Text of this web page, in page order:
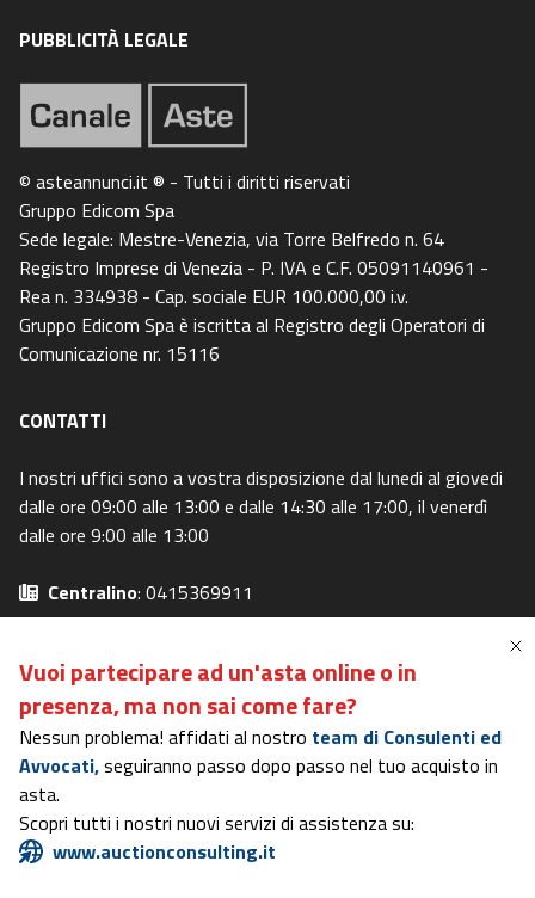
PUBBLICITÀ LEGALE
© asteannunci.it ® - Tutti i diritti riservati
Gruppo Edicom Spa
Sede legale: Mestre-Venezia, via Torre Belfredo n. 64
Registro Imprese di Venezia - P. IVA e C.F. 05091140961 -
Rea n. 334938 - Cap. sociale EUR 100.000,00 i.v.
Gruppo Edicom Spa è iscritta al Registro degli Operatori di
Comunicazione nr. 15116
CONTATTI
I nostri uffici sono a vostra disposizione dal lunedi al giovedi
dalle ore 09:00 alle 13:00 e dalle 14:30 alle 17:00, il venerdì
dalle ore 9:00 alle 13:00
Centralino: 0415369911
Email: info@canaleaste.it
Privacy Policy
Cookie Policy
Preferenze Privacy
I miei diritti
Portale in possesso dei requisiti del DM 31/10/2006
Rating di Legalità AGCM
ISO 27001- ISO 37001
Vuoi partecipare ad un'asta online o in
presenza,ma non sai come fare?
Nessun problema! affidati al nostro team di Consulenti ed
Avvocati,seguiranno passo dopo passo nel tuo acquisto in
asta.
Scopri tutti i nostri nuovi servizi di assistenza su:
www.auctionconsulting.it